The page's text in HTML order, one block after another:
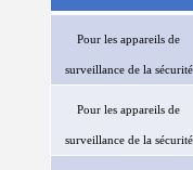
Pour les appareils de
surveillance de la sécurité
Pour les appareils de
surveillance de la sécurité